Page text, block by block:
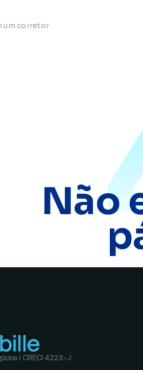
um corretor
Não
| CRECI 4223-J